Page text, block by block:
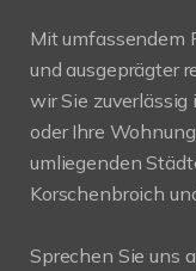
Mit umfassendem
und ausgeprägter
wir Sie zuverlässig
oder Ihre
umliegenden
Korschenbroich
Sprechen Sie uns